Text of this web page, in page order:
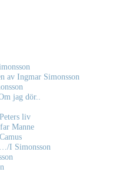
av Ingmar Simonsson
jag dör..
liv
Manne
I Simonsson